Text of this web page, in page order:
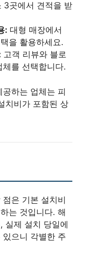
3곳에서 견적을 받
: 대형 매장에서
을 활용하세요.
고객 리뷰와 블로
를 선택합니다.
하는 업체는 피
치비가 포함된 상
은 기본 설치비
는 것입니다. 해
실제 설치 당일에
으니 각별한 주